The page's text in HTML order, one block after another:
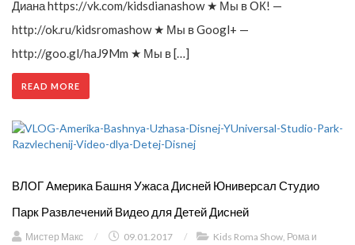
Диана https://vk.com/kidsdianashow ★ Мы в ОК! —
http://ok.ru/kidsromashow ★ Мы в Googl+ —
http://goo.gl/haJ9Mm ★ Мы в […]
READ MORE
ВЛОГ Америка Башня Ужаса Дисней Юниверсал Студио
Парк Развлечений Видео для Детей Дисней
Мистер Макс / 09.01.2017 / Kids Roma Show, Рома и